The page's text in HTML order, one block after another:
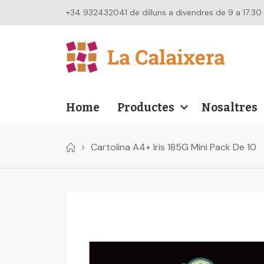
+34 932432041 de dilluns a divendres de 9 a 17:30
Home Productes Nosaltres
Cartolina A4+ Iris 185G Mini Pack De 10